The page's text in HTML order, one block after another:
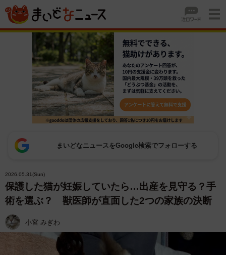
まいどなニュースをGoogle検索でフォローする
2026.05.31(Sun)
保護した猫が妊娠していたら…出産を見守る？手
術を選ぶ？ 獣医師が直面した2つの家族の決断
小宮 みぎわ